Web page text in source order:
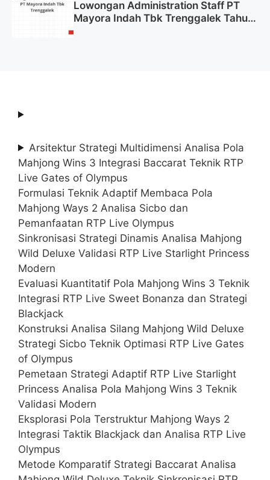
Lowongan Administration Staff PT
Mayora Indah Tbk Trenggalek Tahun
Arsitektur Strategi Multidimensi Analisa Pola
Mahjong Wins 3 Integrasi Baccarat Teknik RTP
Live Gates of Olympus
Formulasi Teknik Adaptif Membaca Pola
Mahjong Ways 2 Analisa Sicbo dan
Pemanfaatan RTP Live Olympus
Sinkronisasi Strategi Dinamis Analisa Mahjong
Wild Deluxe Validasi RTP Live Starlight Princess
Modern
Evaluasi Kuantitatif Pola Mahjong Wins 3 Teknik
Integrasi RTP Live Sweet Bonanza dan Strategi
Blackjack
Konstruksi Analisa Silang Mahjong Wild Deluxe
Strategi Sicbo Teknik Optimasi RTP Live Gates
of Olympus
Pemetaan Strategi Adaptif RTP Live Starlight
Princess Analisa Pola Mahjong Wins 3 Teknik
Validasi Modern
Eksplorasi Pola Terstruktur Mahjong Ways 2
Integrasi Taktik Blackjack dan Analisa RTP Live
Olympus
Metode Komparatif Strategi Baccarat Analisa